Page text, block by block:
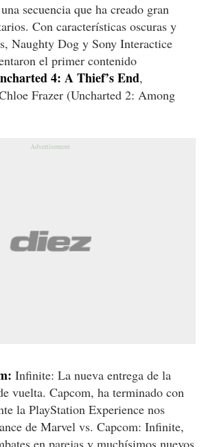
secuencia que ha creado gran
Con características oscuras y
Naughty Dog y Sony Interactice
el primer contenido
4: A Thief’s End,
Frazer (Uncharted 2: Among
Infinite: La nueva entrega de la
vuelta. Capcom, ha terminado con
la PlayStation Experience nos
de Marvel vs. Capcom: Infinite,
en parejas y muchísimos nuevos